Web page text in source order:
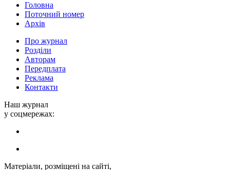
Головна
Поточний номер
Архів
Про журнал
Розділи
Авторам
Передплата
Реклама
Контакти
Наш журнал
у соцмережах:
Матеріали, розміщені на сайті,